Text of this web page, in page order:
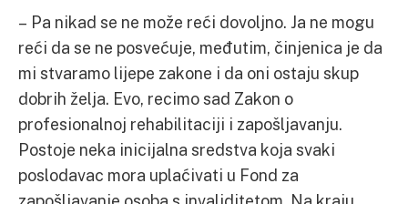
– Pa nikad se ne može reći dovoljno. Ja ne mogu
reći da se ne posvećuje, međutim, činjenica je da
mi stvaramo lijepe zakone i da oni ostaju skup
dobrih želja. Evo, recimo sad Zakon o
profesionalnoj rehabilitaciji i zapošljavanju.
Postoje neka inicijalna sredstva koja svaki
poslodavac mora uplaćivati u Fond za